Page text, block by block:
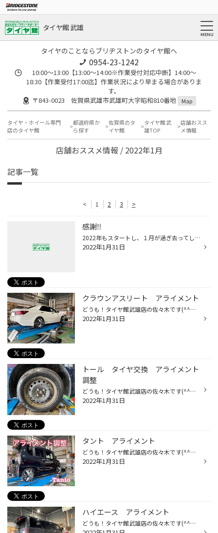
タイヤ館 武雄
タイヤのことならブリヂストンのタイヤ館へ
0954-23-1242
10:00～13:00【13:00～14:00※作業受付対応中断】14:00～
18:30【作業受付17:00迄】作業状況により早まる場合がありま
す。
〒843-0023 佐賀県武雄市武雄町大字昭和810番地
Map
タイヤ・ホイール専門
店のタイヤ館
都道府県か
ら探す
佐賀県のタ
イヤ館
タイヤ館 武
雄TOP
店舗おスス
メ情報
店舗おススメ情報 / 2022年1月
記事一覧
< 1 2 3 >
感謝‼️
2022年もスタートし、１月が過ぎ去ってしまいましたね！ 2月は逃げ月 3月は去り月 というように、 今年も早い１年になるのでしょうが、中身は濃くしていきたいと思う今日この頃です。 今月も多くの皆様のご来店に感謝いたします。 ありがとうございます
2022年1月31日
クラウンアスリート アライメント
どうも！タイヤ館武雄店の佐々木です(^^♪ アラメント調整の事例をお紹介いたします！ 【車種】クラウンアスリート 【作業内容】アライメント調整 現状のタイヤの角度を測定します。 【後輪】 【前輪】 この数値から、現状は 後輪はトーアウト（外股） 前輪はトーイン（内股）であることが わかりま...
2022年1月31日
トール タイヤ交換 アライメント
調整
どうも！タイヤ館武雄店の佐々木です(^^♪ アラメント調整の事例をお紹介いたします！ 【車種】トール 【作業内容】タイヤ交換 アライメント調整 【タイヤ】Playz PXII 【サイズ】165/65R14 タイヤ交換が終わったらアライメント調整に入ります。 まずは現状のタイヤの角度を測定します。 この数値か...
2022年1月31日
タント アライメント
どうも！タイヤ館武雄店の佐々木です(^^♪ アラメント調整の事例をお紹介いたします！ 【車種】タント 【作業内容】アライメント調整 現状のタイヤの角度を測定します。 この数値から、現状はトーイン（内股）であることが わかりましたので調整に入ります。 調整は左右フロントトーの２箇所です。 ...
2022年1月31日
ハイエース アライメント
どうも！タイヤ館武雄店の佐々木です(^^♪ 本日はハイエースのアライメントをご紹介致します。 【車種】ハイエース 【作業内容】アライメント調整 ハイエースはフロントの トー キャンバー キャスター 計６か所の調整が可能です！ タイヤの角度を測定します。 タイヤの内減りが気になるお客様。 今回...